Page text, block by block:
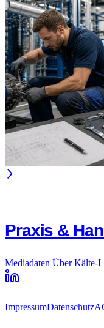
Praxis &
Mediadaten Über Kälte-
ImpressumDatenschutz